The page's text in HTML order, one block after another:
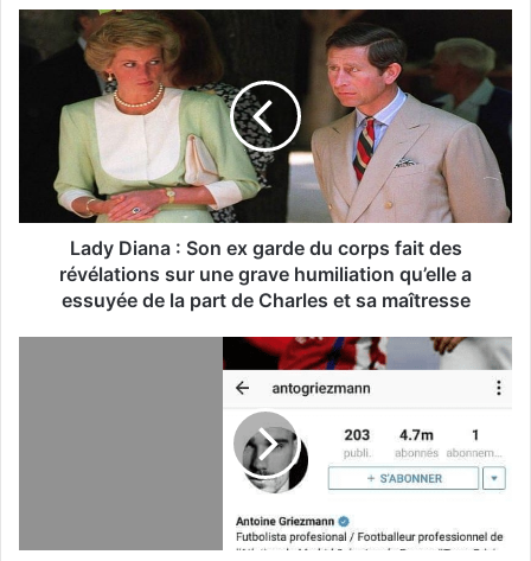
Lady Diana : Son ex garde du corps fait des
révélations sur une grave humiliation qu’elle a
essuyée de la part de Charles et sa maîtresse